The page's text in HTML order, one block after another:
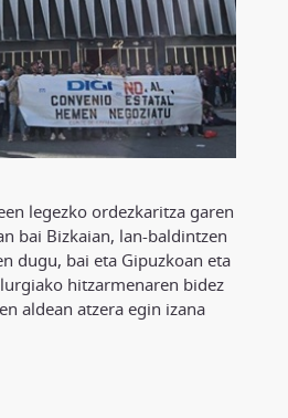
legezko ordezkaritza garen
bai Bizkaian, lan-baldintzen
dugu, bai eta Gipuzkoan eta
hitzarmenaren bidez
aldean atzera egin izana